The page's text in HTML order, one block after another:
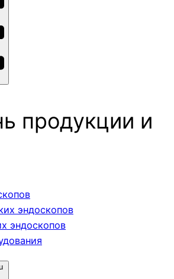
продукции и
эндоскопов
эндоскопов